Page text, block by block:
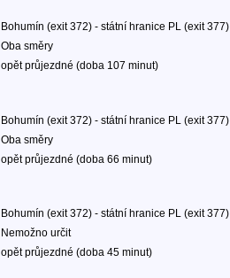
Bohumín (exit 372) - státní hranice PL (exit 377)
Oba směry
opět průjezdné (doba 107 minut)
Bohumín (exit 372) - státní hranice PL (exit 377)
Oba směry
opět průjezdné (doba 66 minut)
Bohumín (exit 372) - státní hranice PL (exit 377)
Nemožno určit
opět průjezdné (doba 45 minut)